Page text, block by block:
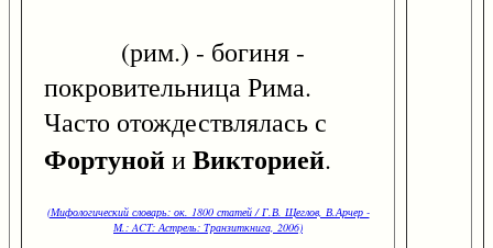
(рим.) - богиня -
покровительница Рима.
Часто отождествлялась с
ФортунойиВикторией.
(Мифологический словарь: ок. 1800 статей / Г.В. Щеглов, В.Арчер -
М.: ACT: Астрель: Транзиткнига, 2006)